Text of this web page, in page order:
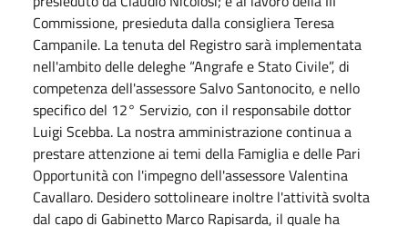
Commissione, presieduta dalla consigliera Teresa
Campanile. La tenuta del Registro sarà implementata
nell'ambito delle deleghe “Angrafe e Stato Civile”, di
competenza dell'assessore Salvo Santonocito, e nello
specifico del 12° Servizio, con il responsabile dottor
Luigi Scebba. La nostra amministrazione continua a
prestare attenzione ai temi della Famiglia e delle Pari
Opportunità con l'impegno dell'assessore Valentina
Cavallaro. Desidero sottolineare inoltre l'attività svolta
dal capo di Gabinetto Marco Rapisarda, il quale ha